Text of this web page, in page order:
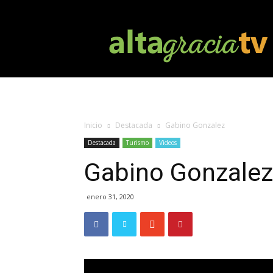
TV
Inicio Destacada Gabino Gonzalez
Destacada Turismo Videos
Gabino Gonzalez
enero 31, 2020